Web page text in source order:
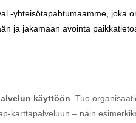
-yhteisötapahtumaamme, joka
ja jakamaan avointa
käyttöön . Tuo
karttapalveluun – näin